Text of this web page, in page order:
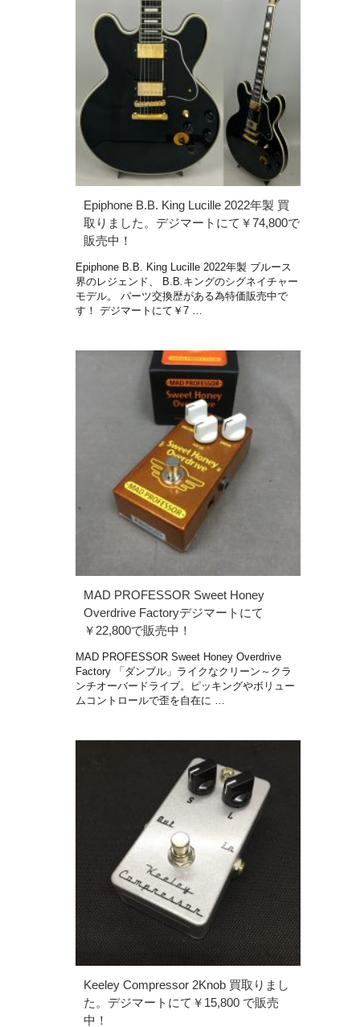
Epiphone B.B. King Lucille 2022年製 買
取りました。デジマートにて￥74,800で
販売中！
Epiphone B.B. King Lucille 2022年製 ブルース
界のレジェンド、 B.B.キングのシグネイチャー
モデル。 パーツ交換歴がある為特価販売中で
す！ デジマートにて￥7 …
MAD PROFESSOR Sweet Honey
Overdrive Factoryデジマートにて
￥22,800で販売中！
MAD PROFESSOR Sweet Honey Overdrive
Factory 「ダンブル」ライクなクリーン～クラ
ンチオーバードライブ。ピッキングやボリュー
ムコントロールで歪を自在に …
Keeley Compressor 2Knob 買取りまし
た。デジマートにて￥15,800 で販売
中！